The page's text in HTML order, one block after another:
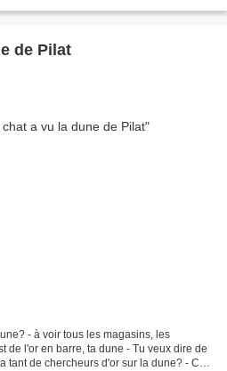
de Pilat
- à voir tous les magasins, les
de l'or en barre, ta dune - Tu veux dire de
tant de chercheurs d'or sur la dune? - Ce